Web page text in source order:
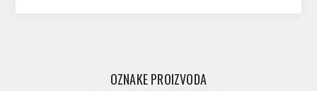
OZNAKE PROIZVODA